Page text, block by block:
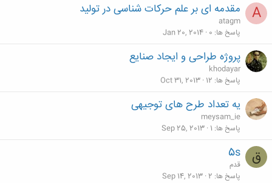
A مقدمه ای بر علم حرکات شناسی در تولید
atagm
پاسخ ها 0
Jan 20, 2014
پروژه طراحی و ایجاد صنایع
khodayar
پاسخ ها 12
Oct 31, 2013
یه تعداد طرح های توجیهی
meysam_ie
پاسخ ها 1
Sep 25, 2013
ق 5s
قدم
پاسخ ها 2
Sep 14, 2013